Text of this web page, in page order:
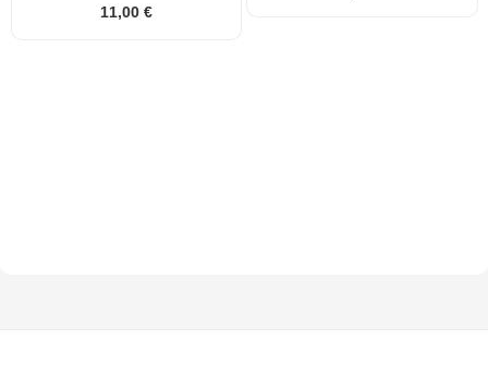
11,00 €